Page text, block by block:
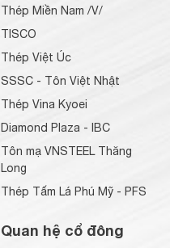
Thép Miền Nam /V/
TISCO
Thép Việt Úc
SSSC - Tôn Việt Nhật
Thép Vina Kyoei
Diamond Plaza - IBC
Tôn mạ VNSTEEL Thăng
Long
Thép Tấm Lá Phú Mỹ - PFS
Quan hệ cổ đông